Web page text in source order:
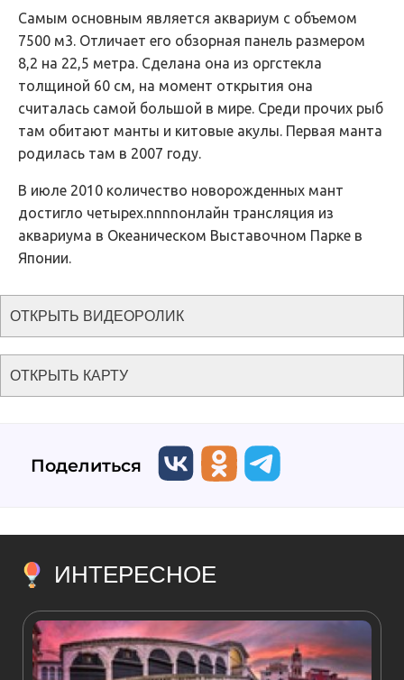
Самым основным является аквариум с объемом
7500 м3. Отличает его обзорная панель размером
8,2 на 22,5 метра. Сделана она из оргстекла
толщиной 60 см, на момент открытия она
считалась самой большой в мире. Среди прочих рыб
там обитают манты и китовые акулы. Первая манта
родилась там в 2007 году.
В июле 2010 количество новорожденных мант
достигло четырех.nnnnонлайн трансляция из
аквариума в Океаническом Выставочном Парке в
Японии.
ОТКРЫТЬ ВИДЕОРОЛИК
ОТКРЫТЬ КАРТУ
Поделиться
ИНТЕРЕСНОЕ